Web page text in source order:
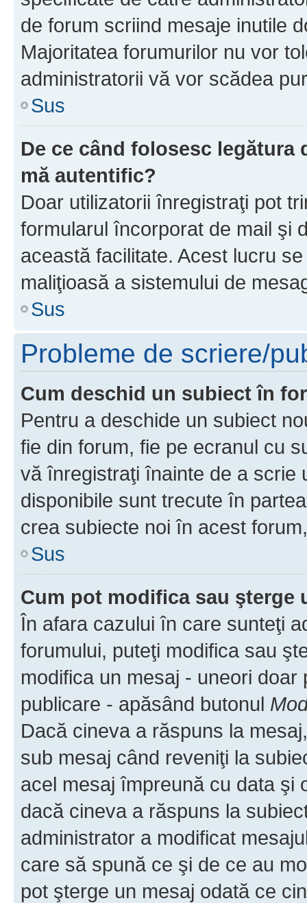
de forum scriind mesaje inutile
Majoritatea forumurilor nu vor
administratorii vă vor scădea
Sus
De ce când folosesc
mă autentific?
Doar utilizatorii înregistraţi pot
formularul încorporat de mail şi
această facilitate. Acest lucru
maliţioasă a sistemului de
Sus
Probleme de scriere/
Cum deschid un subiect în
Pentru a deschide un subiect
fie din forum, fie pe ecranul cu
vă înregistraţi înainte de a scrie
disponibile sunt trecute în
crea subiecte noi în acest
Sus
Cum pot modifica sau şterge
În afara cazului în care sunteţi
forumului, puteţi modifica sau
modifica un mesaj - uneori
publicare - apăsând butonul
Dacă cineva a răspuns la
sub mesaj când reveniţi la
acel mesaj împreună cu data şi
dacă cineva a răspuns la
administrator a modificat
care să spună ce şi de ce au
pot şterge un mesaj odată ce